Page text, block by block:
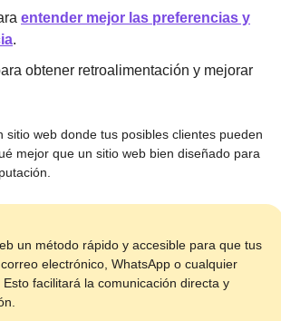
entender mejor las preferencias y
.
obtener retroalimentación y mejorar
sitio web donde tus posibles clientes pueden
mejor que un sitio web bien diseñado para
un método rápido y accesible para que tus
electrónico, WhatsApp o cualquier
facilitará la comunicación directa y